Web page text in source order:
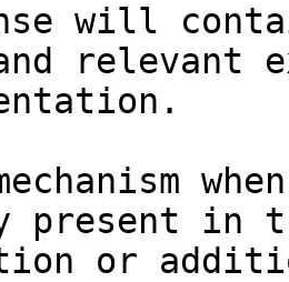
will
relevant
in
or